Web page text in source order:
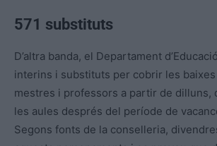
571 substituts
D’altra banda, el Departament
interins i substituts per cobrir les
mestres i professors a partir de dilluns,
les aules després del període de
Segons fonts de la conselleria,